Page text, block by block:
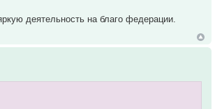
деятельность на благо федерации.